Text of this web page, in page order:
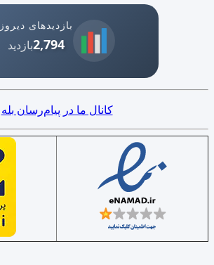
بازدیدهای دیروز
2,794بازدید
کانال ما در پیام‌رسان بله